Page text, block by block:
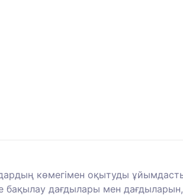
көмегімен оқытуды
бақылау дағдылары мен